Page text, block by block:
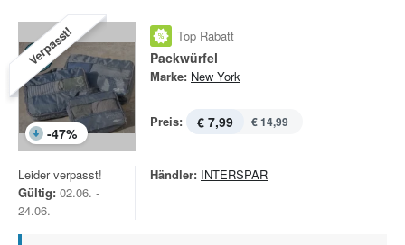
Verpasst!
-47%
Top Rabatt
Packwürfel
Marke: New York
Preis: € 7,99 € 14,99
Leider verpasst!
Gültig: 02.06. -
24.06.
Händler: INTERSPAR